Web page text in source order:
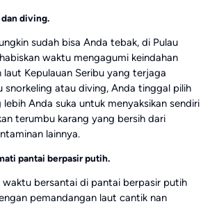
diving.
sudah bisa Anda tebak, di Pulau
waktu mengagumi keindahan
laut Kepulauan Seribu yang terjaga
snorkeling atau diving, Anda tinggal pilih
Anda suka untuk menyaksikan sendiri
terumbu karang yang bersih dari
lainnya.
pantai berpasir putih.
waktu bersantai di pantai berpasir putih
pemandangan laut cantik nan